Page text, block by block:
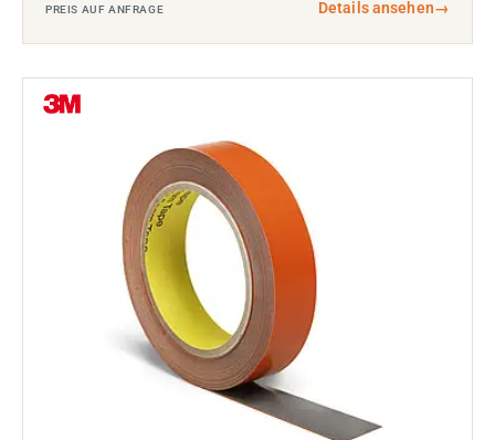
PREIS AUF ANFRAGE Details ansehen→